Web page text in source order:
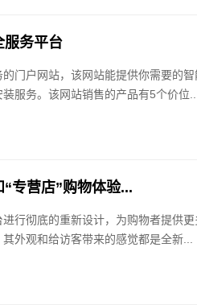
服务平台
门户网站，该网站能提供你需要的智
服务。该网站销售的产品有5个价位
专营店”购物体验...
行彻底的重新设计，为购物者提供更
外观和给访客带来的感觉都是全新...